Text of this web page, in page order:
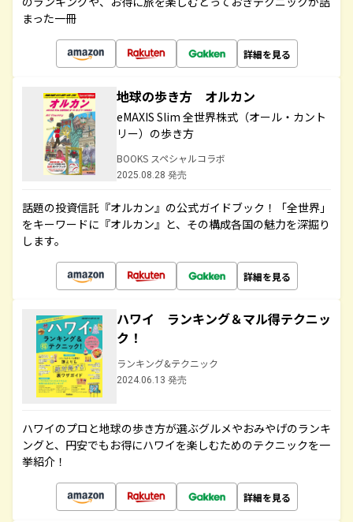
まった一冊
詳細を見る
地球の歩き方 オルカン
eMAXIS Slim 全世界株式（オール・カント
リー）の歩き方
BOOKS スペシャルコラボ
2025.08.28 発売
話題の投資信託『オルカン』の公式ガイドブック！「全世界」
をキーワードに『オルカン』と、その構成各国の魅力を深掘り
します。
詳細を見る
ハワイ ランキング＆マル得テクニッ
ク！
ランキング&テクニック
2024.06.13 発売
ハワイのプロと地球の歩き方が選ぶグルメやおみやげのランキ
ングと、円安でもお得にハワイを楽しむためのテクニックを一
挙紹介！
詳細を見る